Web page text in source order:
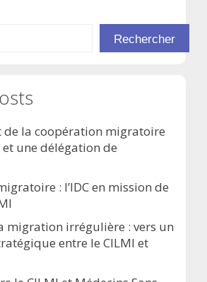
Rechercher
de la coopération migratoire
et une délégation de
: l’IDC en mission de
migration irrégulière : vers un
entre le CILMI et